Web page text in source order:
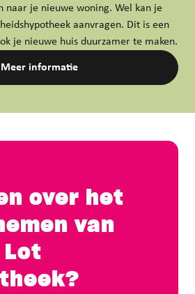
naar je nieuwe woning. Wel kan je
aanvragen. Dit is een
je nieuwe huis duurzamer te maken.
Meer informatie
over het
van
Lot